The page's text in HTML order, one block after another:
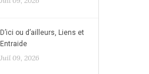
D’ici ou d’ailleurs, Liens et
Entraide
Juil 09, 2026